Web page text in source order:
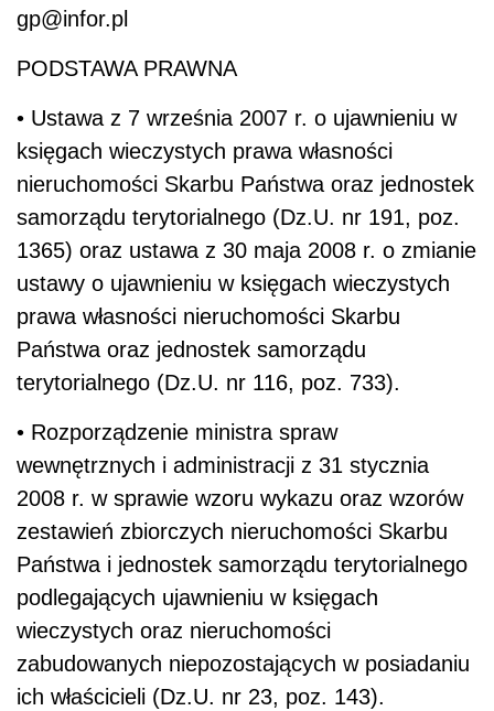
gp@infor.pl
PODSTAWA PRAWNA
• Ustawa z 7 września 2007 r. o ujawnieniu w
księgach wieczystych prawa własności
nieruchomości Skarbu Państwa oraz jednostek
samorządu terytorialnego (Dz.U. nr 191, poz.
1365) oraz ustawa z 30 maja 2008 r. o zmianie
ustawy o ujawnieniu w księgach wieczystych
prawa własności nieruchomości Skarbu
Państwa oraz jednostek samorządu
terytorialnego (Dz.U. nr 116, poz. 733).
• Rozporządzenie ministra spraw
wewnętrznych i administracji z 31 stycznia
2008 r. w sprawie wzoru wykazu oraz wzorów
zestawień zbiorczych nieruchomości Skarbu
Państwa i jednostek samorządu terytorialnego
podlegających ujawnieniu w księgach
wieczystych oraz nieruchomości
zabudowanych niepozostających w posiadaniu
ich właścicieli (Dz.U. nr 23, poz. 143).